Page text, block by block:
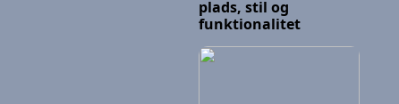
plads, stil og
funktionalitet